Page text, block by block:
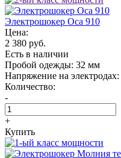
Электрошокер Oса 910
Цена:
2 380 руб.
Есть в наличии
Пробой одежды: 32 мм
Напряжение на электродах:
Количество:
-
+
Купить